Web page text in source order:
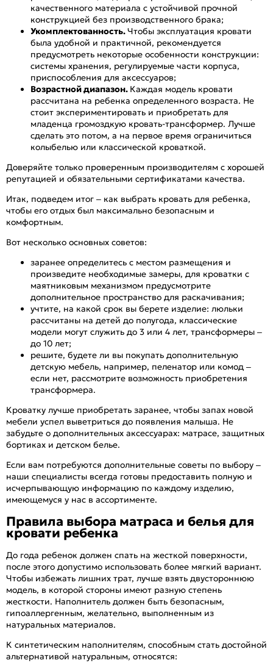
качественного материала с устойчивой прочной
конструкцией без производственного брака;
Укомплектованность.Чтобы эксплуатация кровати
была удобной и практичной, рекомендуется
предусмотреть некоторые особенности конструкции:
системы хранения, регулируемые части корпуса,
приспособления для аксессуаров;
Возрастной диапазон. Каждая модель кровати
рассчитана на ребенка определенного возраста. Не
стоит экспериментировать и приобретать для
младенца громоздкую кровать-трансформер. Лучше
сделать это потом, а на первое время ограничиться
колыбелью или классической кроваткой.
Доверяйте только проверенным производителям с хорошей
репутацией и обязательными сертификатами качества.
Итак, подведем итог – как выбрать кровать для ребенка,
чтобы его отдых был максимально безопасным и
комфортным.
Вот несколько основных советов:
заранее определитесь с местом размещения и
произведите необходимые замеры, для кроватки с
маятниковым механизмом предусмотрите
дополнительное пространство для раскачивания;
учтите, на какой срок вы берете изделие: люльки
рассчитаны на детей до полугода, классические
модели могут служить до 3 или 4 лет, трансформеры –
до 10 лет;
решите, будете ли вы покупать дополнительную
детскую мебель, например, пеленатор или комод –
если нет, рассмотрите возможность приобретения
трансформера.
Кроватку лучше приобретать заранее, чтобы запах новой
мебели успел выветриться до появления малыша. Не
забудьте о дополнительных аксессуарах: матрасе, защитных
бортиках и детском белье.
Если вам потребуются дополнительные советы по выбору –
наши специалисты всегда готовы предоставить полную и
исчерпывающую информацию по каждому изделию,
имеющемуся у нас в ассортименте.
Правила выбора матраса и белья для
кровати ребенка
До года ребенок должен спать на жесткой поверхности,
после этого допустимо использовать более мягкий вариант.
Чтобы избежать лишних трат, лучше взять двустороннюю
модель, в которой стороны имеют разную степень
жесткости. Наполнитель должен быть безопасным,
гипоаллергенным, желательно, выполненным из
натуральных материалов.
К синтетическим наполнителям, способным стать достойной
альтернативой натуральным, относятся: